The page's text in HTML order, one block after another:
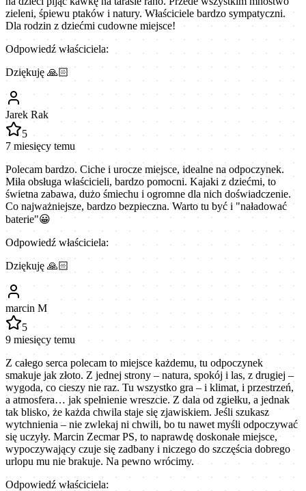
zieleni, śpiewu ptaków i natury. Właściciele bardzo sympatyczni.
Dla rodzin z dziećmi cudowne miejsce!
Odpowiedź właściciela:
Dziękuję 🙏🏻
Jarek Rak
5
7 miesięcy temu
Polecam bardzo. Ciche i urocze miejsce, idealne na odpoczynek.
Miła obsługa właścicieli, bardzo pomocni. Kajaki z dziećmi, to
świetna zabawa, dużo śmiechu i ogromne dla nich doświadczenie.
Co najważniejsze, bardzo bezpieczna. Warto tu być i "naładować
baterie"😀
Odpowiedź właściciela:
Dziękuję 🙏🏻
marcin M
5
9 miesięcy temu
Z całego serca polecam to miejsce każdemu, tu odpoczynek
smakuje jak złoto. Z jednej strony – natura, spokój i las, z drugiej –
wygoda, co cieszy nie raz. Tu wszystko gra – i klimat, i przestrzeń,
a atmosfera… jak spełnienie wreszcie. Z dala od zgiełku, a jednak
tak blisko, że każda chwila staje się zjawiskiem. Jeśli szukasz
wytchnienia – nie zwlekaj ni chwili, bo tu nawet myśli odpoczywać
się uczyły. Marcin Zecmar PS, to naprawdę doskonałe miejsce,
wypoczywający czuje się zadbany i niczego do szczęścia dobrego
urlopu mu nie brakuje. Na pewno wrócimy.
Odpowiedź właściciela: